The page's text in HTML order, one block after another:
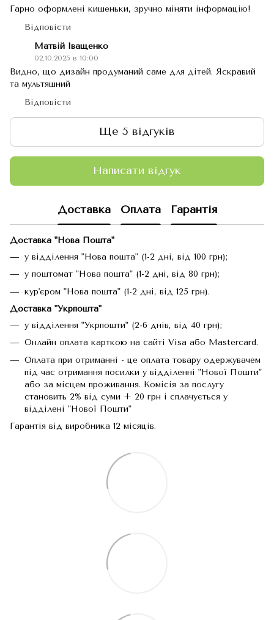
Гарно оформлені кишеньки, зручно міняти інформацію!
Відповісти
Матвій Іващенко
02.10.2025 в 10:00
Видно, що дизайн продуманий саме для дітей. Яскравий
та мультяшний
Відповісти
Ще 5 відгуків
Написати відгук
Доставка Оплата Гарантія
Доставка "Нова Пошта"
у відділення "Нова пошта" (1-2 дні, від 100 грн);
у поштомат "Нова пошта" (1-2 дні, від 80 грн);
кур'єром "Нова пошта" (1-2 дні, від 125 грн).
Доставка "Укрпошта"
у відділення "Укрпошти" (2-6 днів, від 40 грн);
Онлайн оплата карткою на сайті Visa або Mastercard.
Оплата при отриманні - це оплата товару одержувачем
під час отримання посилки у відділенні "Нової Пошти"
або за місцем проживання. Комісія за послугу
становить 2% від суми + 20 грн і сплачується у
відділені "Нової Пошти"
Гарантія від виробника 12 місяців.